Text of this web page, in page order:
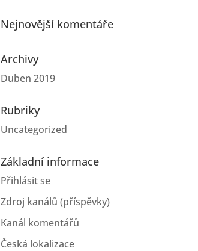
Nejnovější komentáře
Archivy
Duben 2019
Rubriky
Uncategorized
Základní informace
Přihlásit se
Zdroj kanálů (příspěvky)
Kanál komentářů
Česká lokalizace